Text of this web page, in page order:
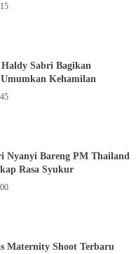
Sabri Bagikan
Kehamilan
Nyanyi Bareng PM Thailand
Rasa Syukur
Maternity Shoot Terbaru